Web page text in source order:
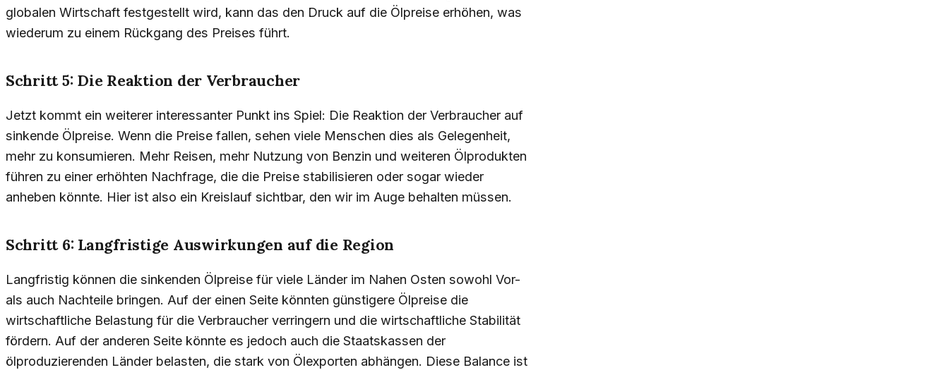
globalen Wirtschaft festgestellt wird, kann das den Druck auf die Ölpreise erhöhen, was
wiederum zu einem Rückgang des Preises führt.
Schritt 5: Die Reaktion der Verbraucher
Jetzt kommt ein weiterer interessanter Punkt ins Spiel: Die Reaktion der Verbraucher auf
sinkende Ölpreise. Wenn die Preise fallen, sehen viele Menschen dies als Gelegenheit,
mehr zu konsumieren. Mehr Reisen, mehr Nutzung von Benzin und weiteren Ölprodukten
führen zu einer erhöhten Nachfrage, die die Preise stabilisieren oder sogar wieder
anheben könnte. Hier ist also ein Kreislauf sichtbar, den wir im Auge behalten müssen.
Schritt 6: Langfristige Auswirkungen auf die Region
Langfristig können die sinkenden Ölpreise für viele Länder im Nahen Osten sowohl Vor-
als auch Nachteile bringen. Auf der einen Seite könnten günstigere Ölpreise die
wirtschaftliche Belastung für die Verbraucher verringern und die wirtschaftliche Stabilität
fördern. Auf der anderen Seite könnte es jedoch auch die Staatskassen der
ölproduzierenden Länder belasten, die stark von Ölexporten abhängen. Diese Balance ist